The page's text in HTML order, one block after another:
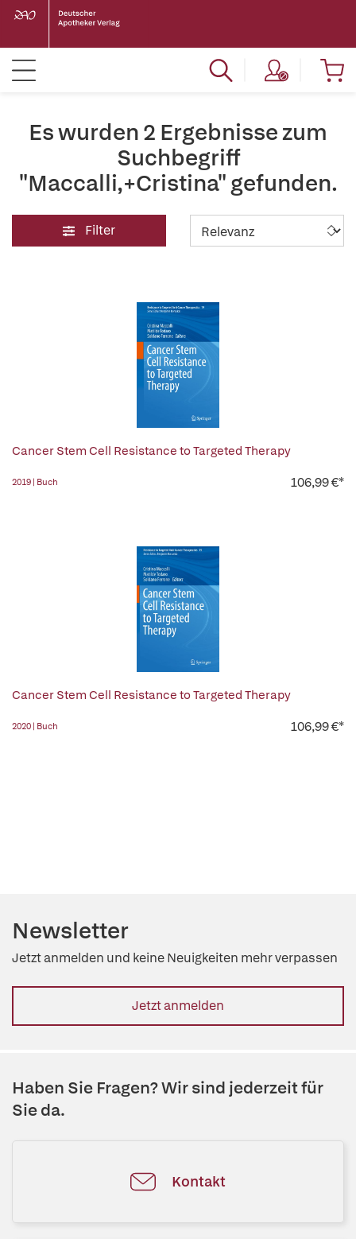
Es wurden 2 Ergebnisse zum
Suchbegriff
"Maccalli,+Cristina" gefunden.
Filter
Cancer Stem Cell Resistance to Targeted Therapy
2019 | Buch 106,99 €*
Cancer Stem Cell Resistance to Targeted Therapy
2020 | Buch 106,99 €*
Newsletter
Jetzt anmelden und keine Neuigkeiten mehr verpassen
Jetzt anmelden
Haben Sie Fragen? Wir sind jederzeit für
Sie da.
Kontakt